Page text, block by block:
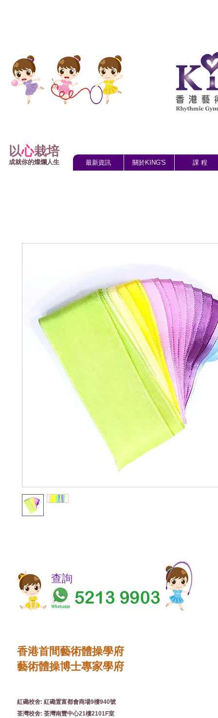
以心栽培
成就你的燦爛人生 最新資訊 關於KING'S 課 程
​​查詢
香港首間藝術體操學府
藝術體操博士專家學府
紅磡校舍: 紅磡置富都會商場9樓940號
荃灣校舍: 荃灣南豐中心21樓2101F室